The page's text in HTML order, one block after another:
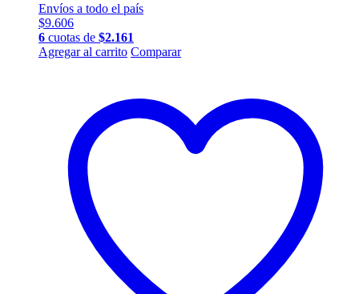
Envíos a todo el país
$9.606
6 cuotas de $2.161
Agregar al carrito Comparar